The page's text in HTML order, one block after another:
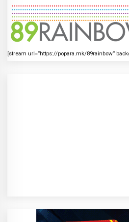
[stream url=”https://popara.mk/89rainbow”